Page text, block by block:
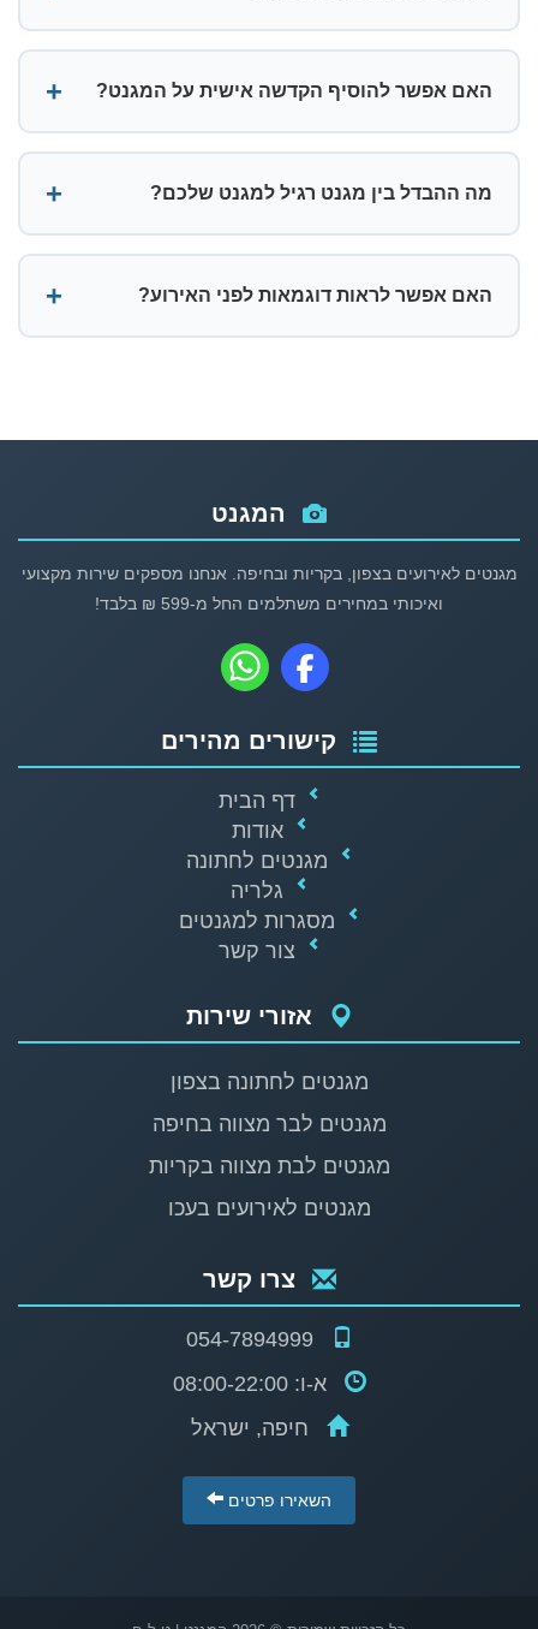
האם אפשר להוסיף הקדשה אישית על המגנט?
מה ההבדל בין מגנט רגיל למגנט שלכם?
האם אפשר לראות דוגמאות לפני האירוע?
המגנט
מגנטים לאירועים בצפון, בקריות ובחיפה. אנחנו מספקים שירות מקצועי
ואיכותי במחירים משתלמים החל מ-599 ₪ בלבד!
קישורים מהירים
דף הבית
אודות
מגנטים לחתונה
גלריה
מסגרות למגנטים
צור קשר
אזורי שירות
מגנטים לחתונה בצפון
מגנטים לבר מצווה בחיפה
מגנטים לבת מצווה בקריות
מגנטים לאירועים בעכו
צרו קשר
054-7894999
א-ו: 08:00-22:00
חיפה, ישראל
השאירו פרטים